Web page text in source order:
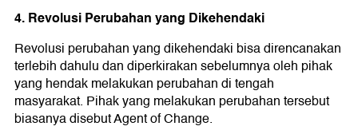
4. Revolusi Perubahan yang Dikehendaki
Revolusi perubahan yang dikehendaki bisa direncanakan
terlebih dahulu dan diperkirakan sebelumnya oleh pihak
yang hendak melakukan perubahan di tengah
masyarakat. Pihak yang melakukan perubahan tersebut
biasanya disebut Agent of Change.